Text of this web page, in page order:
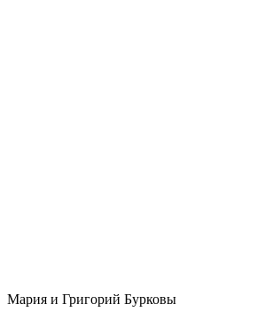
Мария и Григорий Бурковы